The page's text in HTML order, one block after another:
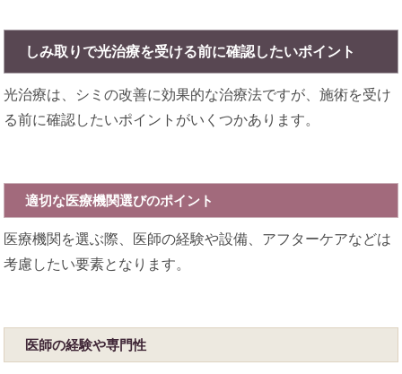
しみ取りで光治療を受ける前に確認したいポイント
光治療は、シミの改善に効果的な治療法ですが、施術を受け
る前に確認したいポイントがいくつかあります。
適切な医療機関選びのポイント
医療機関を選ぶ際、医師の経験や設備、アフターケアなどは
考慮したい要素となります。
医師の経験や専門性